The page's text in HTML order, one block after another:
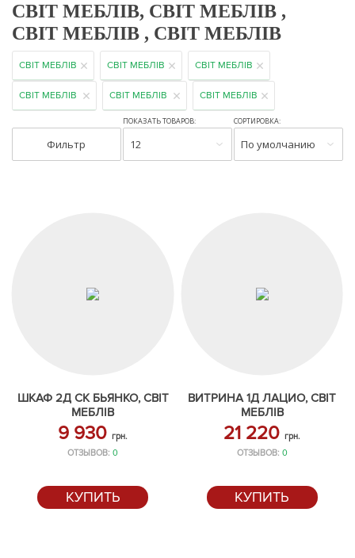
СВІТ МЕБЛІВ, СВІТ МЕБЛІВ ,
СВІТ МЕБЛІВ , СВІТ МЕБЛІВ
СВІТ МЕБЛІВ СВІТ МЕБЛІВ СВІТ МЕБЛІВ
СВІТ МЕБЛІВ СВІТ МЕБЛІВ СВІТ МЕБЛІВ
Фильтр
ПОКАЗАТЬ ТОВАРОВ:
12
СОРТИРОВКА:
По умолчанию
ШКАФ 2Д СК БЬЯНКО, СВІТ
МЕБЛІВ
9 930грн.
ОТЗЫВОВ:0
КУПИТЬ
ВИТРИНА 1Д ЛАЦИО, СВІТ
МЕБЛІВ
21 220грн.
ОТЗЫВОВ: 0
КУПИТЬ